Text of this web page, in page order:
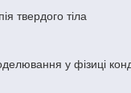
твердого тіла
у фізиці